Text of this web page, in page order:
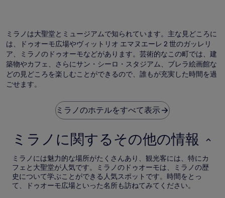
り
ま
す。
ミラノは大聖堂とミュージアムで知られています。主な見どころに
は、ドゥオーモ広場やヴィットリオ エマヌエーレ 2 世のガッレリ
ア、ミラノのドゥオーモなどがあります。芸術的なこの町では、建
築物やカフェ、さらにサン・シーロ・スタジアム、ブレラ絵画館な
どの見どころを楽しむことができるので、誰もが充実した時間を過
ごせます。
ミラノのホテルをすべて表示
ミラノに関するその他の情報
ミラノには魅力的な場所がたくさんあり、観光客には、特にカ
フェと大聖堂が人気です。ミラノのドゥオーモは、ミラノの歴
史について学ぶことができる人気スポットです。時間をとっ
て、ドゥオーモ広場といった名所も訪ねてみてください。